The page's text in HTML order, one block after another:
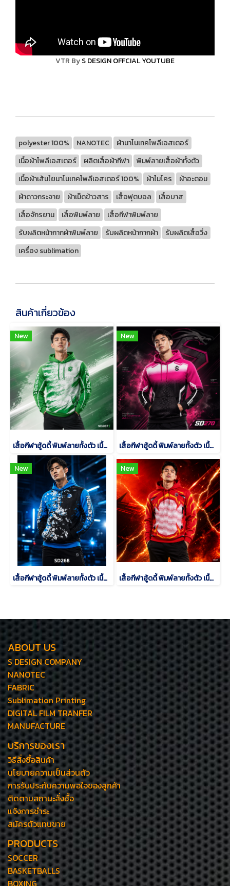
VTR ByS DESIGN OFFCIAL YOUTUBE
polyester 100% NANOTEC
ผ้านาโนเทคโพลีเอสเตอร์
เนื้อผ้าโพลีเอสเตอร์
ผลิตเสื้อผ้ากีฬา
พิมพ์ลายเสื้อผ้าทั้งตัว
เนื้อผ้าเส้นใยนาโนเทคโพลีเอสเตอร์ 100%
ผ้าไมโคร
ผ้าอะตอม
ผ้าดาวกระจาย
ผ้าเม็ดข้าวสาร เสื้อฟุตบอล
เสื้อบาส
เสื้อจักรยาน
เสื้อพิมพ์ลาย
เสื้อกีฬาพิมพ์ลาย
รับผลิตหน้ากากผ้าพิมพ์ลาย
รับผลิตหน้ากากผ้า
รับผลิตเสื้อวิ่ง
เครื่อง sublimation
สินค้าเกี่ยวข้อง
New
เสื้อกีฬาฮู้ดดี้ พิมพ์ลายทั้งตัว เนื้อผ้า "นาโนเทค" SD 267
New
เสื้อกีฬาฮู้ดดี้ พิมพ์ลายทั้งตัว เนื้อผ้า "นาโนเทค" SD 270
New
เสื้อกีฬาฮู้ดดี้ พิมพ์ลายทั้งตัว เนื้อผ้า "นาโนเทค" SD 268
New
เสื้อกีฬาฮู้ดดี้ พิมพ์ลายทั้งตัว เนื้อผ้า "นาโนเทค" SD 269
ABOUT US
S DESIGN COMPANY
NANOTEC
FABRIC
Sublimation Printing
DIGITAL FILM TRANFER
MANUFACTURE
บริการของเรา
วิธีสั่งซื้อสินค้า
นโยบายความเป็นส่วนตัว
การรับประกันความพอใจของลูกค้า
ติดตามสถานะสั่งซื้อ
แจ้งการชำระ
สมัครตัวแทนขาย
PRODUCTS
SOCCER
BASKETBALLS
BOXING